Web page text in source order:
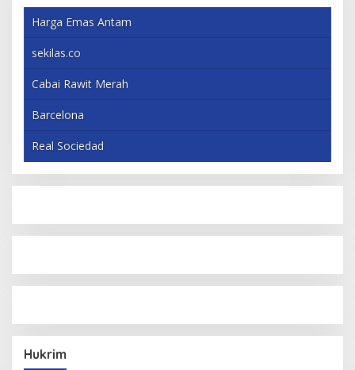
Harga Emas Antam
sekilas.co
Cabai Rawit Merah
Barcelona
Real Sociedad
Hukrim